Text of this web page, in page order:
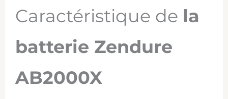
Caractéristique de la
batterie Zendure
AB2000X